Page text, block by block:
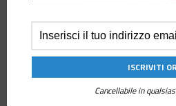
È inclusa una scatola in noce nero per la
che funge anche da espositore durante
perfetta fusione tra tecnologia moderna
Cancellabile in